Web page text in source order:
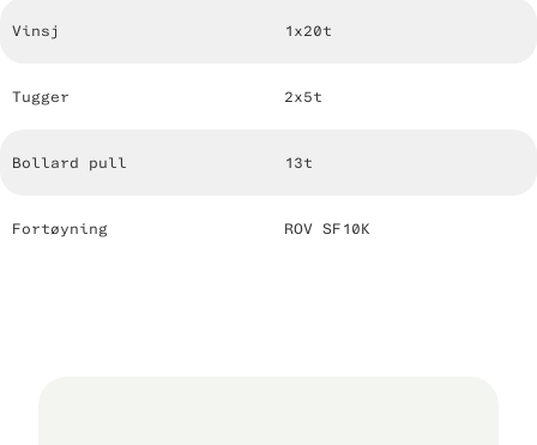
Vinsj 1x20t
Tugger 2x5t
Bollard pull 13t
Fortøyning ROV SF10K